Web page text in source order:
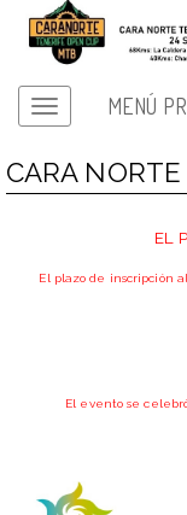
MENÚ
CARA
EL
El plazo de inscripción
El evento se